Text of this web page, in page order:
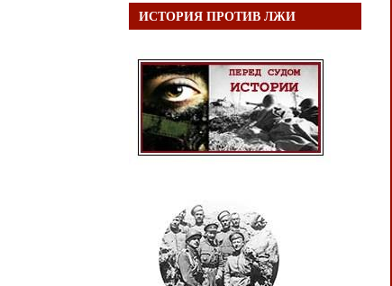
ИСТОРИЯ ПРОТИВ ЛЖИ